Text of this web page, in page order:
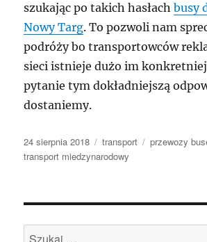
szukając po takich hasłachbusy
Nowy Targ. To pozwoli nam
podróży bo transportowców
sieci istnieje dużo im
pytanie tym dokładniejszą
dostaniemy.
Data
publikacji
24 sierpnia 2018 Kategorie
transport Tagi
przewozy
transport miedzynarodowy
Szukaj: